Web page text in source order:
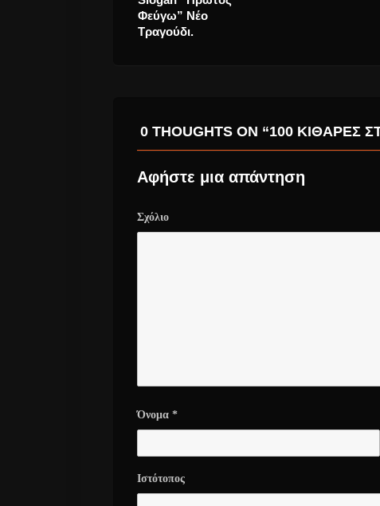
0 THOUGHTS ON “100 ΚΙΘΆΡΕΣ
Αφήστε μια απάντηση
Σχόλιο
Όνομα *
Ιστότοπος